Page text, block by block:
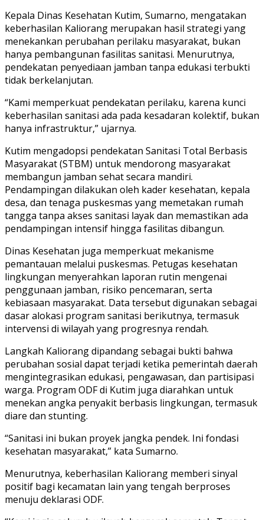
Kepala Dinas Kesehatan Kutim, Sumarno, mengatakan
keberhasilan Kaliorang merupakan hasil strategi yang
menekankan perubahan perilaku masyarakat, bukan
hanya pembangunan fasilitas sanitasi. Menurutnya,
pendekatan penyediaan jamban tanpa edukasi terbukti
tidak berkelanjutan.
“Kami memperkuat pendekatan perilaku, karena kunci
keberhasilan sanitasi ada pada kesadaran kolektif, bukan
hanya infrastruktur,” ujarnya.
Kutim mengadopsi pendekatan Sanitasi Total Berbasis
Masyarakat (STBM) untuk mendorong masyarakat
membangun jamban sehat secara mandiri.
Pendampingan dilakukan oleh kader kesehatan, kepala
desa, dan tenaga puskesmas yang memetakan rumah
tangga tanpa akses sanitasi layak dan memastikan ada
pendampingan intensif hingga fasilitas dibangun.
Dinas Kesehatan juga memperkuat mekanisme
pemantauan melalui puskesmas. Petugas kesehatan
lingkungan menyerahkan laporan rutin mengenai
penggunaan jamban, risiko pencemaran, serta
kebiasaan masyarakat. Data tersebut digunakan sebagai
dasar alokasi program sanitasi berikutnya, termasuk
intervensi di wilayah yang progresnya rendah.
Langkah Kaliorang dipandang sebagai bukti bahwa
perubahan sosial dapat terjadi ketika pemerintah daerah
mengintegrasikan edukasi, pengawasan, dan partisipasi
warga. Program ODF di Kutim juga diarahkan untuk
menekan angka penyakit berbasis lingkungan, termasuk
diare dan stunting.
“Sanitasi ini bukan proyek jangka pendek. Ini fondasi
kesehatan masyarakat,” kata Sumarno.
Menurutnya, keberhasilan Kaliorang memberi sinyal
positif bagi kecamatan lain yang tengah berproses
menuju deklarasi ODF.